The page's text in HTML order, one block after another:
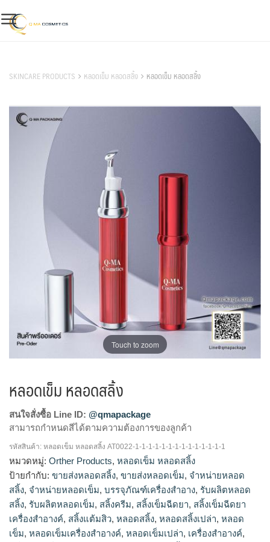
to
content
SKINCARE PRODUCTS หลอดเข็ม หลอดสลิ้ง หลอดเข็ม หลอดสลิ้ง
Touch to zoom
หลอดเข็ม หลอดสลิ้ง
สนใจสั่งซื้อ Line ID: @qmapackage
สามารถกำหนดสีได้ตามความต้องการของลูกค้า
โรงงานผลิตหลอดเข็ม,รับผลิตหลอดเข็ม,ขายส่งหลอด
เข็ม,จำหน่ายหลอดเข็ม,โรงงานผลิตหลอดสลิ้ง,จำหน่ายหลอด
สลิ้ง,ขายส่งหลอดสลิ้ง,รับผลิตหลอดสลิ้ง
รหัสสินค้า: หลอดเข็ม หลอดสลิ้ง AT0022-1-1-1-1-1-1-1-1-1-1-1-1-1-1
หมวดหมู่: Orther Products, หลอดเข็ม หลอดสลิ้ง
ป้ายกำกับ: ขายส่งหลอดสลิ้ง, ขายส่งหลอดเข็ม, จำหน่ายหลอด
สลิ้ง, จำหน่ายหลอดเข็ม, บรรจุภัณฑ์เครื่องสำอาง, รับผลิตหลอด
สลิ้ง, รับผลิตหลอดเข็ม, สลิ้งครีม, สลิ้งเข็มฉีดยา, สลิ้งเข็มฉีดยา
เครื่องสำอางค์, สลิ้งแต้มสิว, หลอดสลิ้ง, หลอดสลิ้งเปล่า, หลอด
เข็ม, หลอดเข็มเครื่องสำอางค์, หลอดเข็มเปล่า, เครื่องสำอางค์,